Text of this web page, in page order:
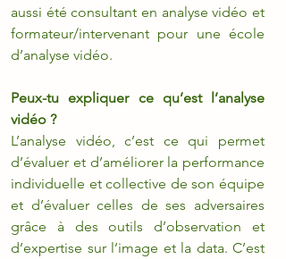
aussi été consultant en analyse vidéo et
formateur/intervenant pour une école
d’analyse vidéo.
Peux-tu expliquer ce qu’est l’analyse
vidéo ?
L’analyse vidéo, c’est ce qui permet
d’évaluer et d’améliorer la performance
individuelle et collective de son équipe
et d’évaluer celles de ses adversaires
grâce à des outils d’observation et
d’expertise sur l’image et la data. C’est